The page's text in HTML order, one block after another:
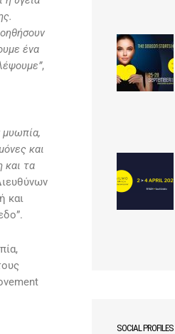
ένα
,
μυωπία,
και
και τα
και
SOCIAL PROFILES